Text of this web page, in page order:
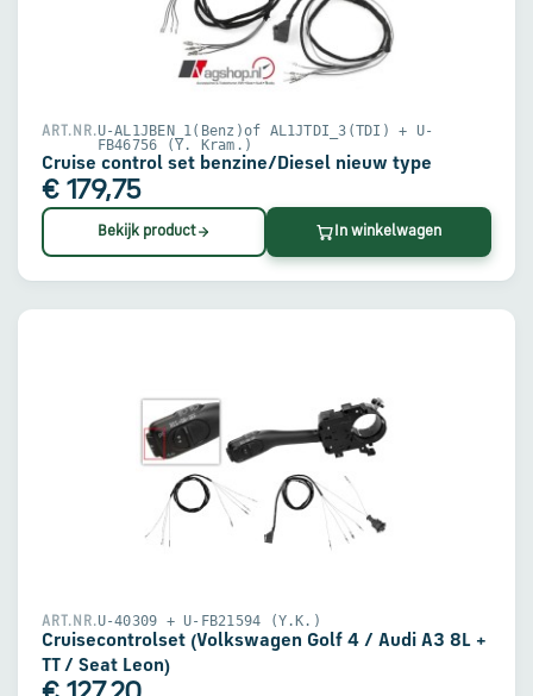
ART.NR.U-AL1JBEN_1(Benz)of AL1JTDI_3(TDI) + U-
FB46756 (Y. Kram.)
Cruise control set benzine/Diesel nieuw type
€ 179,75
Bekijk product In winkelwagen
ART.NR.U-40309 + U-FB21594 (Y.K.)
Cruisecontrolset (Volkswagen Golf 4 / Audi A3 8L +
TT / Seat Leon)